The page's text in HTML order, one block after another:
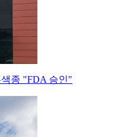
종 "FDA 승인"